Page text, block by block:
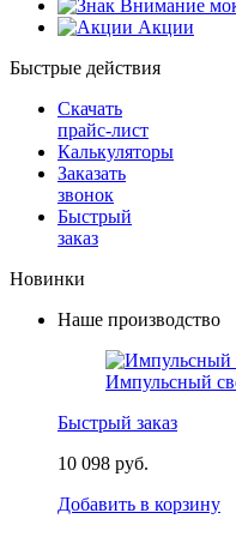
Акции
Быстрые действия
Скачать
прайс-лист
Калькуляторы
Заказать
звонок
Быстрый
заказ
Новинки
Наше производство
Импульсный
Быстрый заказ
10 098 руб.
Добавить в корзину